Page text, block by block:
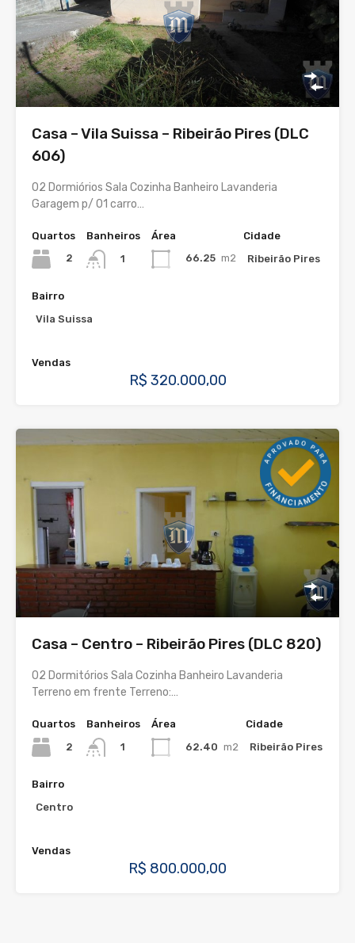
Casa – Vila Suissa – Ribeirão Pires (DLC
606)
02 Dormiórios Sala Cozinha Banheiro Lavanderia
Garagem p/ 01 carro…
Quartos
2
Banheiros
1
Área
66.25 m2
Cidade
Ribeirão Pires
Bairro
Vila Suissa
Vendas
R$ 320.000,00
Casa – Centro – Ribeirão Pires (DLC 820)
02 Dormitórios Sala Cozinha Banheiro Lavanderia
Terreno em frente Terreno:…
Quartos
2
Banheiros
1
Área
62.40 m2
Cidade
Ribeirão Pires
Bairro
Centro
Vendas
R$ 800.000,00